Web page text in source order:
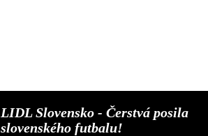
LIDL Slovensko - Čerstvá posila
slovenského futbalu!